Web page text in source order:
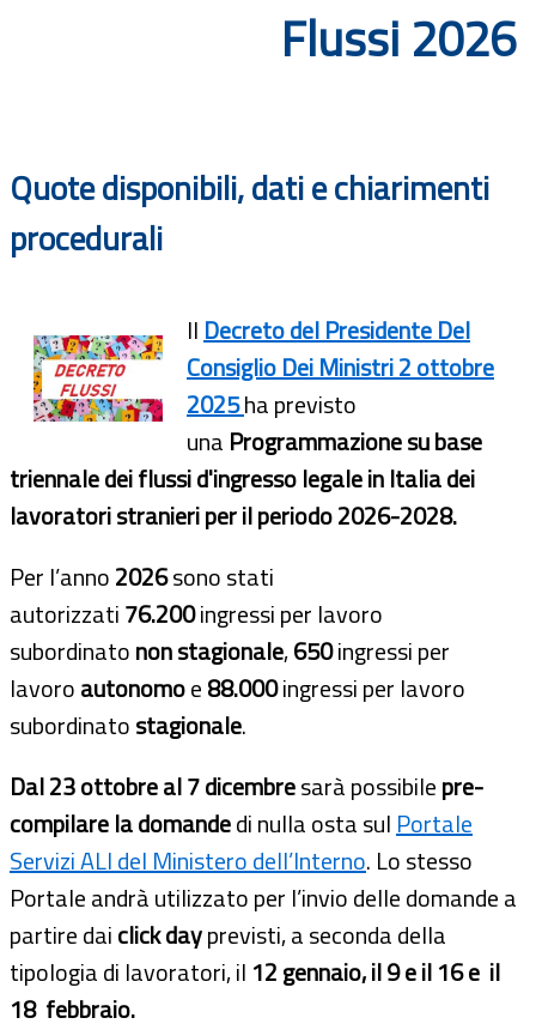
Bandi
Guide
Flussi 2026
Quote disponibili, dati e chiarimenti
procedurali
Il Decreto del Presidente Del
Consiglio Dei Ministri 2 ottobre
2025ha previsto
una Programmazione su base
triennale dei flussi d'ingresso legale in Italia dei
lavoratori stranieri per il periodo 2026-2028.
Per l’anno2026sono stati
autorizzati76.200ingressi per lavoro
subordinatonon stagionale,650ingressi per
lavoroautonomoe88.000ingressi per lavoro
subordinatostagionale.
Dal 23 ottobre al 7 dicembresarà possibilepre-
compilare la domandedi nulla osta sul Portale
Servizi ALI del Ministero dell’Interno. Lo stesso
Portale andrà utilizzato per l’invio delle domande a
partire daiclick dayprevisti, a seconda della
tipologia di lavoratori, il 12 gennaio, il 9 e il 16 e il
18 febbraio.